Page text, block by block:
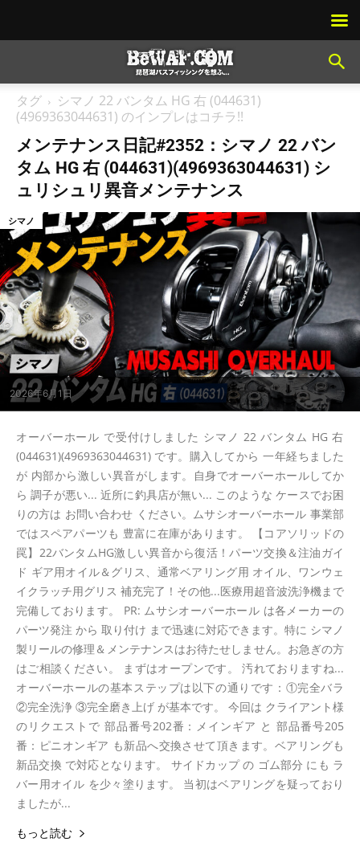
タグ
シマノ 22 バンタム HG 右 (044631)
(4969363044631) のインプレはコチラ!!
メンテナンス日記#2352：シマノ 22 バン
タム HG 右 (044631)(4969363044631) シ
ュリシュリ異音メンテナンス
2026年6月1日
シマノ
オーバーホール で受付けしました シマノ 22 バンタム HG 右
(044631)(4969363044631) です。購入してから 一年経ちました
が 内部から激しい異音がします。自身でオーバーホールしてか
ら 調子が悪い... 近所に釣具店が無い... このような ケースでお困
りの方は お問い合わせ ください。ムサシオーバーホール 事業部
ではスペアパーツも 豊富に在庫があります。 【コアソリッドの
罠】22バンタムHG激しい異音から復活！パーツ交換＆注油ガイ
ド ギア用オイル＆グリス、通常ベアリング用 オイル、ワンウェ
イクラッチ用グリス 補充完了！その他...医療用超音波洗浄機まで
完備しております。 PR: ムサシオーバーホール は各メーカーの
パーツ発注 から 取り付け まで迅速に対応できます。特に シマノ
製リールの修理＆メンテナンスはお待たせしません。お急ぎの方
はご相談ください。 まずはオープンです。 汚れておりますね...
オーバーホールの基本ステップは以下の通りです：①完全バラ
②完全洗浄 ③完全磨き上げ が基本です。 今回は クライアント様
のリクエストで 部品番号202番：メインギア と 部品番号205
番：ピニオンギア も新品へ交換させて頂きます。ベアリングも
新品交換 で対応となります。 サイドカップ の ゴム部分 にも ラ
バー用オイル を少々塗ります。 当初はベアリングを疑っており
ましたが...
もっと読む